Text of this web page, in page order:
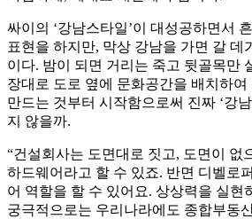
싸이의 ‘강남스타일’이 대성공하면서
표현을 하지만, 막상 강남을 가면 갈 데
이다. 밤이 되면 거리는 죽고 뒷골목만
장대로 도로 옆에 문화공간을 배치하
만드는 것부터 시작함으로써 진짜 ‘강
지 않을까.
“건설회사는 도면대로 짓고, 도면이 없
하드웨어라고 할 수 있죠. 반면 디벨로
어 역할을 할 수 있어요. 상상력을 실현
궁극적으로는 우리나라에도 종합부동